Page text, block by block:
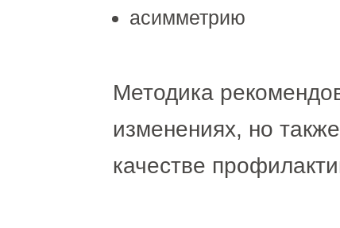
Методика
изменениях, но
качестве
асимметрию